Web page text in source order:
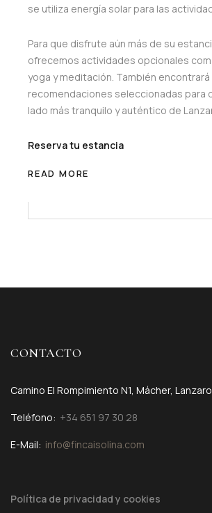
se utiliza energía solar para las
Para que disfrute aún más de su
ofrecemos actividades opcionales
yoga y meditación. También encontrará
recomendaciones seleccionadas para
lado más tranquilo y auténtico de
Reserva tu estancia
READ MORE
CONTACTO
Camino El Rompimiento N1, Mácher,
Teléfono: +34 651 97 30 28
E-Mail: info@fincaisolina.com
Política de privacidad y cookies